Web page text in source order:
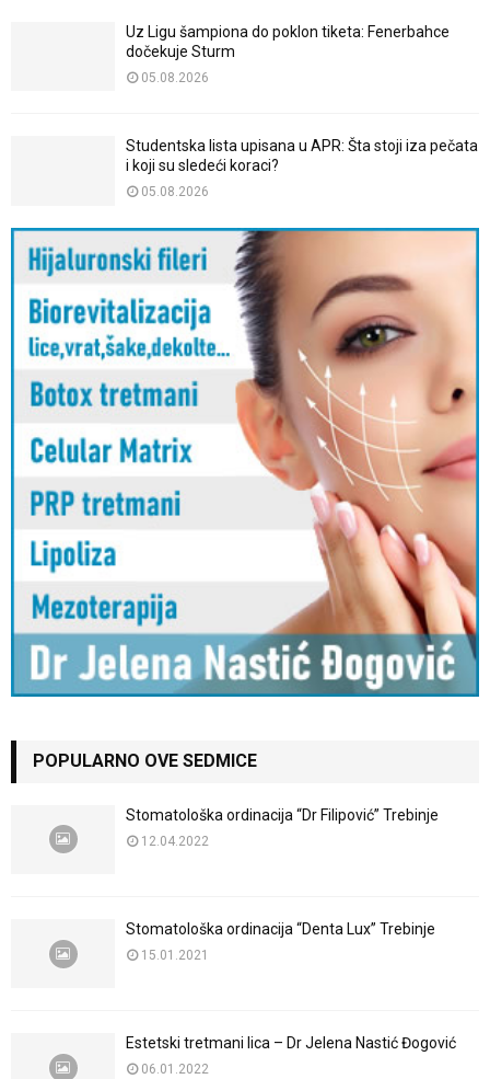
Uz Ligu šampiona do poklon tiketa: Fenerbahce
dočekuje Sturm
05.08.2026
Studentska lista upisana u APR: Šta stoji iza pečata
i koji su sledeći koraci?
05.08.2026
POPULARNO OVE SEDMICE
Stomatološka ordinacija “Dr Filipović” Trebinje
12.04.2022
Stomatološka ordinacija “Denta Lux” Trebinje
15.01.2021
Estetski tretmani lica – Dr Jelena Nastić Đogović
06.01.2022